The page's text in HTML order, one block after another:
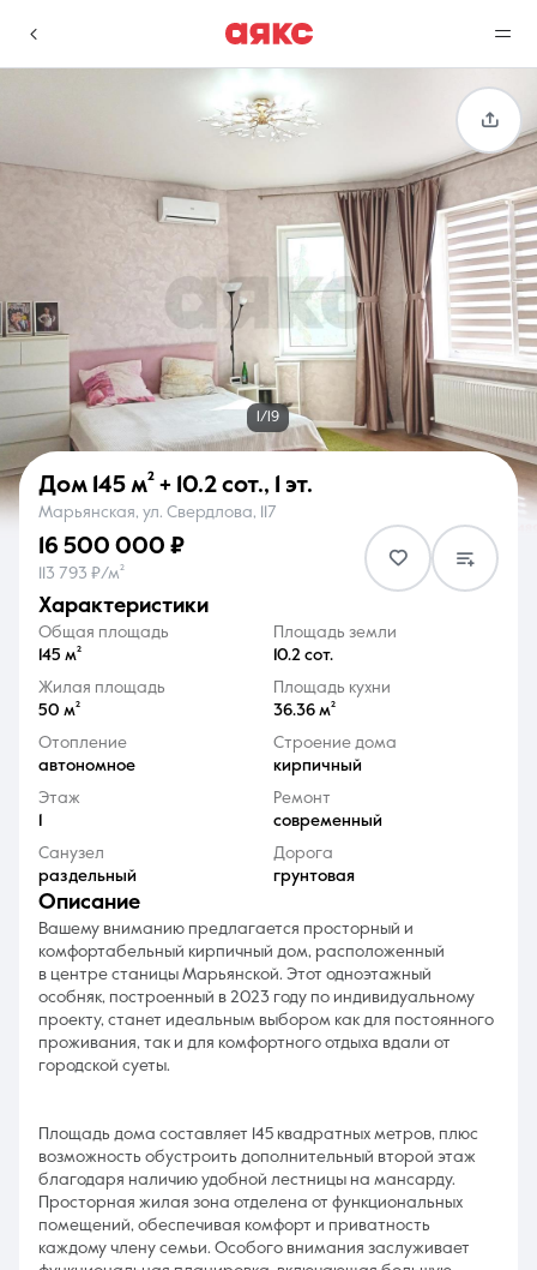
г. Краснодар
Сравнение
0 объявлений
Недвижимость Услуги
О компании
8 (861) 297-00-00
Ежедневно с 08:30 до 20:00
1/19
Дом 145 м² + 10.2 сот., 1 эт.
Марьянская, ул. Свердлова, 117
16 500 000 ₽
113 793 ₽/м²
характеристики
Общая площадь
145 м²
Площадь земли
10.2 сот.
Жилая площадь
50 м²
Площадь кухни
36.36 м²
Отопление
автономное
Строение дома
кирпичный
Этаж
Ремонт
современный
Санузел
раздельный
Дорога
грунтовая
описание
Вашему вниманию предлагается просторный и
комфортабельный кирпичный дом, расположенный
в центре станицы Марьянской. Этот одноэтажный
особняк, построенный в 2023 году по индивидуальному
проекту, станет идеальным выбором как для постоянного
проживания, так и для комфортного отдыха вдали от
городской суеты.
Площадь дома составляет 145 квадратных метров, плюс
возможность обустроить дополнительный второй этаж
благодаря наличию удобной лестницы на мансарду.
Просторная жилая зона отделена от функциональных
помещений, обеспечивая комфорт и приватность
каждому члену семьи. Особого внимания заслуживает